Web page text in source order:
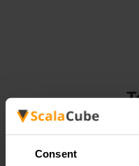
Consent